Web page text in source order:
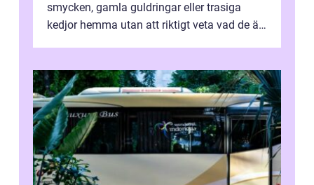
smycken, gamla guldringar eller trasiga
kedjor hemma utan att riktigt veta vad de är